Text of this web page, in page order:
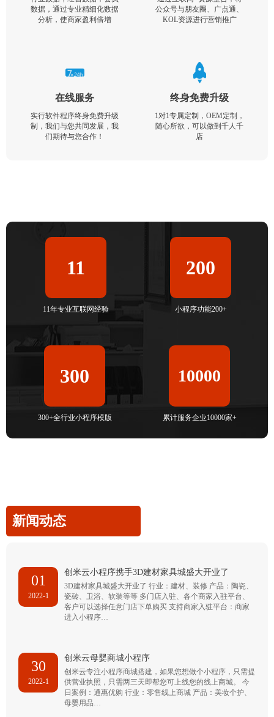
数据，通过专业精细化数据
分析，使商家盈利倍增
公众号与朋友圈、广点通、
KOL资源进行营销推广
在线服务
实行软件程序终身免费升级
制，我们与您共同发展，我
们期待与您合作！
终身免费升级
1对1专属定制，OEM定制，
随心所欲，可以做到千人千
店
11
11年专业互联网经验
200
小程序功能200+
300
300+全行业小程序模版
10000
累计服务企业10000家+
新闻动态
01
2022-1
创米云小程序携手3D建材家具城盛大开业了
3D建材家具城盛大开业了 行业：建材、装修 产品：陶瓷、
瓷砖、卫浴、软装等等 多门店入驻、各个商家入驻平台、
客户可以选择任意门店下单购买 支持商家入驻平台：商家
进入小程序…
30
2022-1
创米云母婴商城小程序
创米云专注小程序商城搭建，如果您想做个小程序，只需提
供营业执照，只需两三天即帮您可上线您的线上商城。 今
日案例：通惠优购 行业：零售线上商城 产品：美妆个护、
母婴用品…